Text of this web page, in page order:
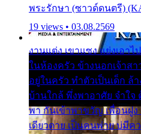
พระรักษา (ซาวด์ดนตรี)
19 views • 03.08.2569
งานแต่ง เขาแซง แย่งเอา
ในห้องครัว ข้างนอกเจ้าสา
อยู่ในครัว ทำตัวเป็นเด็ก ล้
บ้านใกล้ พึ่งพาอาศัย จำใจ
พา กันเข้าพาขวัญ เพื่อนฝูง
เดียวดาย เป็นคนพ่าย บ่มีค